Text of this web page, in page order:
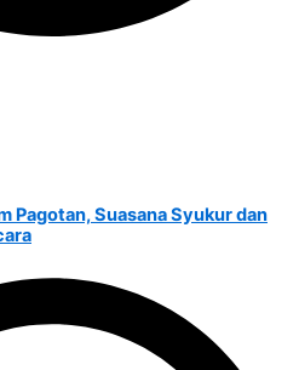
Pagotan, Suasana Syukur dan